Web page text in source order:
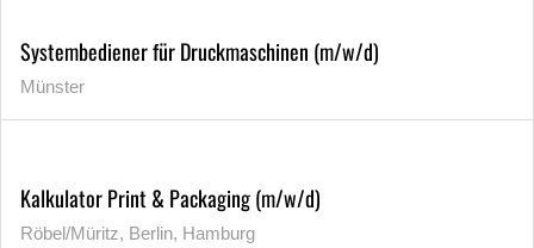
Systembediener für Druckmaschinen (m/w/d)
Münster
Kalkulator Print & Packaging (m/w/d)
Röbel/Müritz, Berlin, Hamburg